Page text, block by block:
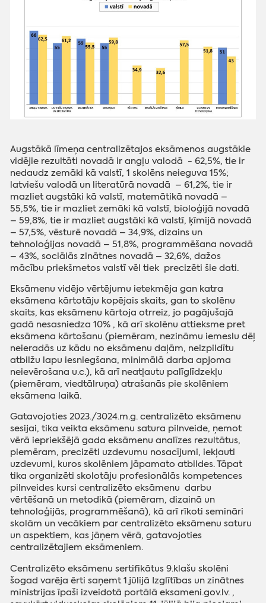
Augstākā līmeņa centralizētajos eksāmenos augstākie
vidējie rezultāti novadā ir angļu valodā - 62,5%, tie ir
nedaudz zemāki kā valstī, 1 skolēns neieguva 15%;
latviešu valodā un literatūrā novadā – 61,2%, tie ir
mazliet augstāki kā valstī, matemātikā novadā –
55,5%, tie ir mazliet zemāki kā valstī, bioloģijā novadā
– 59,8%, tie ir mazliet augstāki kā valstī, ķīmijā novadā
– 57,5%, vēsturē novadā – 34,9%, dizains un
tehnoloģijas novadā – 51,8%, programmēšana novadā
– 43%, sociālās zinātnes novadā – 32,6%, dažos
mācību priekšmetos valstī vēl tiek precizēti šie dati.
Eksāmenu vidējo vērtējumu ietekmēja gan katra
eksāmena kārtotāju kopējais skaits, gan to skolēnu
skaits, kas eksāmenu kārtoja otrreiz, jo pagājušajā
gadā nesasniedza 10% , kā arī skolēnu attieksme pret
eksāmena kārtošanu (piemēram, nezināmu iemeslu dēļ
neieradās uz kādu no eksāmenu daļām, neizpildītu
atbilžu lapu iesniegšana, minimālā darba apjoma
neievērošana u.c.), kā arī neatļautu palīglīdzekļu
(piemēram, viedtālruņa) atrašanās pie skolēniem
eksāmena laikā.
Gatavojoties 2023./3024.m.g. centralizēto eksāmenu
sesijai, tika veikta eksāmenu satura pilnveide, ņemot
vērā iepriekšējā gada eksāmenu analīzes rezultātus,
piemēram, precizēti uzdevumu nosacījumi, iekļauti
uzdevumi, kuros skolēniem jāpamato atbildes. Tāpat
tika organizēti skolotāju profesionālās kompetences
pilnveides kursi centralizēto eksāmenu darbu
vērtēšanā un metodikā (piemēram, dizainā un
tehnoloģijās, programmēšanā), kā arī rīkoti semināri
skolām un vecākiem par centralizēto eksāmenu saturu
un aspektiem, kas jāņem vērā, gatavojoties
centralizētajiem eksāmeniem.
Centralizēto eksāmenu sertifikātus 9.klašu skolēni
šogad varēja ērti saņemt 1.jūlijā Izglītības un zinātnes
ministrijas īpaši izveidotā portālā eksameni.gov.lv. ,